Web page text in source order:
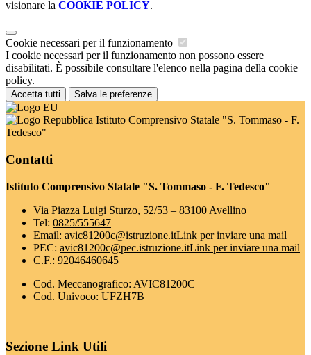
visionare la COOKIE POLICY.
Cookie necessari per il funzionamento
I cookie necessari per il funzionamento non possono essere
disabilitati. È possibile consultare l'elenco nella pagina della cookie
policy.
Accetta tutti Salva le preferenze
Istituto Comprensivo Statale "S. Tommaso - F.
Tedesco"
Contatti
Istituto Comprensivo Statale "S. Tommaso - F. Tedesco"
Via Piazza Luigi Sturzo, 52/53 – 83100 Avellino
Tel: 0825/555647
Email: avic81200c@istruzione.itLink per inviare una mail
PEC: avic81200c@pec.istruzione.itLink per inviare una mail
C.F.: 92046460645
Cod. Meccanografico: AVIC81200C
Cod. Univoco: UFZH7B
Sezione Link Utili